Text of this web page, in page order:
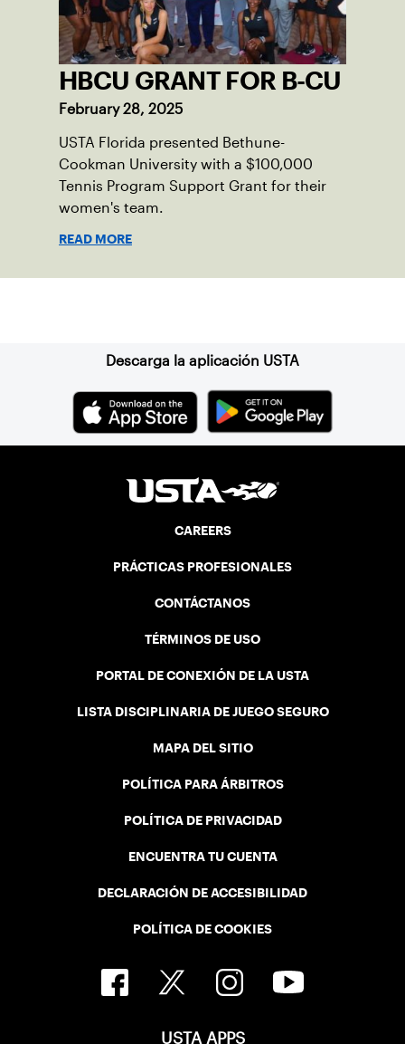
HBCU GRANT FOR B-CU
February 28, 2025
USTA Florida presented Bethune-
Cookman University with a $100,000
Tennis Program Support Grant for their
women's team.
READ MORE
Descarga la aplicación USTA
CAREERS
PRÁCTICAS PROFESIONALES
CONTÁCTANOS
TÉRMINOS DE USO
PORTAL DE CONEXIÓN DE LA USTA
LISTA DISCIPLINARIA DE JUEGO SEGURO
MAPA DEL SITIO
POLÍTICA PARA ÁRBITROS
POLÍTICA DE PRIVACIDAD
ENCUENTRA TU CUENTA
DECLARACIÓN DE ACCESIBILIDAD
POLÍTICA DE COOKIES
USTA APPS